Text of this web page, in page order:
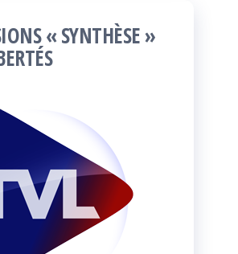
« SYNTHÈSE »